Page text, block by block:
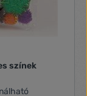
színek